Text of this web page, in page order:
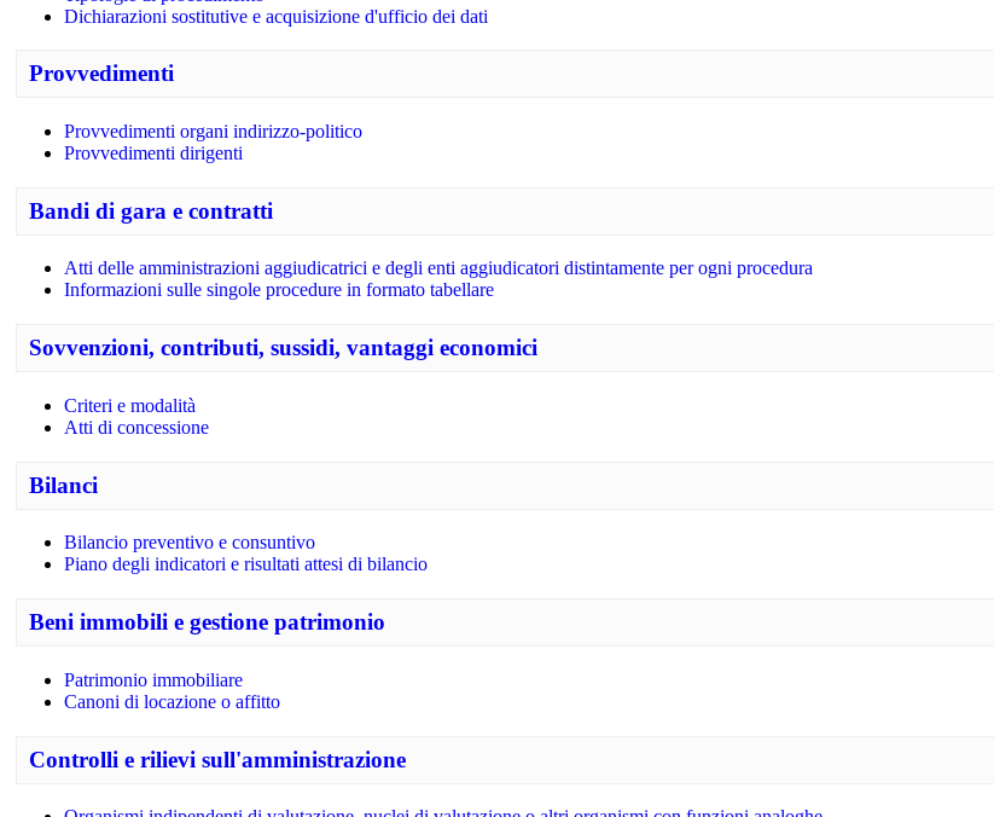
Dichiarazioni sostitutive e acquisizione d'ufficio dei dati
Provvedimenti
Provvedimenti organi indirizzo-politico
Provvedimenti dirigenti
Bandi di gara e contratti
Atti delle amministrazioni aggiudicatrici e degli enti aggiudicatori distintamente per ogni procedura
Informazioni sulle singole procedure in formato tabellare
Sovvenzioni, contributi, sussidi, vantaggi economici
Criteri e modalità
Atti di concessione
Bilanci
Bilancio preventivo e consuntivo
Piano degli indicatori e risultati attesi di bilancio
Beni immobili e gestione patrimonio
Patrimonio immobiliare
Canoni di locazione o affitto
Controlli e rilievi sull'amministrazione